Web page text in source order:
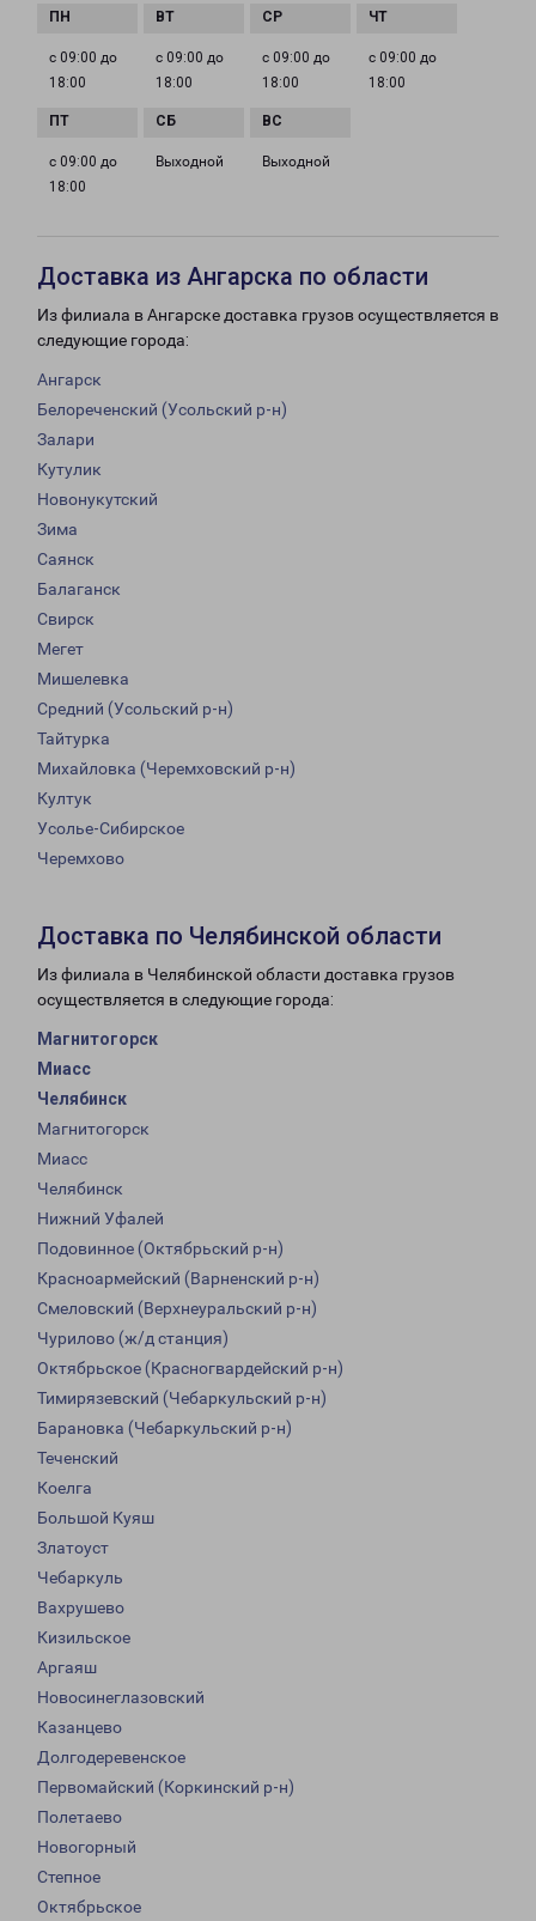
с 09:00 до
18:00
с 09:00 до
18:00
с 09:00 до
18:00
с 09:00 до
18:00
с 09:00 до
18:00
Выходной Выходной
Доставка из Ангарска по области
Из филиала в Ангарске доставка грузов осуществляется в
следующие города:
Ангарск
Белореченский (Усольский р-н)
Залари
Кутулик
Новонукутский
Зима
Саянск
Балаганск
Свирск
Мегет
Мишелевка
Средний (Усольский р-н)
Тайтурка
Михайловка (Черемховский р-н)
Култук
Усолье-Сибирское
Черемхово
Доставка по Челябинской области
Из филиала в Челябинской области доставка грузов
осуществляется в следующие города:
Магнитогорск
Миасс
Челябинск
Магнитогорск
Миасс
Челябинск
Нижний Уфалей
Подовинное (Октябрьский р-н)
Красноармейский (Варненский р-н)
Смеловский (Верхнеуральский р-н)
Чурилово (ж/д станция)
Октябрьское (Красногвардейский р-н)
Тимирязевский (Чебаркульский р-н)
Барановка (Чебаркульский р-н)
Теченский
Коелга
Большой Куяш
Златоуст
Чебаркуль
Вахрушево
Кизильское
Аргаяш
Новосинеглазовский
Казанцево
Долгодеревенское
Первомайский (Коркинский р-н)
Полетаево
Новогорный
Степное
Октябрьское